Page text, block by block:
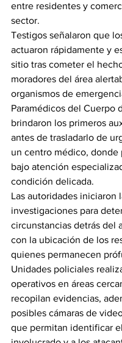
entre residentes y
sector.
Testigos señalaron que
actuaron rápidamente y
sitio tras cometer el
moradores del área
organismos de
Paramédicos del Cuerpo
brindaron los primeros
antes de trasladarlo de
un centro médico, donde
bajo atención
condición delicada.
Las autoridades iniciaron
investigaciones para
circunstancias detrás del
con la ubicación de los
quienes permanecen
Unidades policiales
operativos en áreas
recopilan evidencias,
posibles cámaras de
que permitan identificar